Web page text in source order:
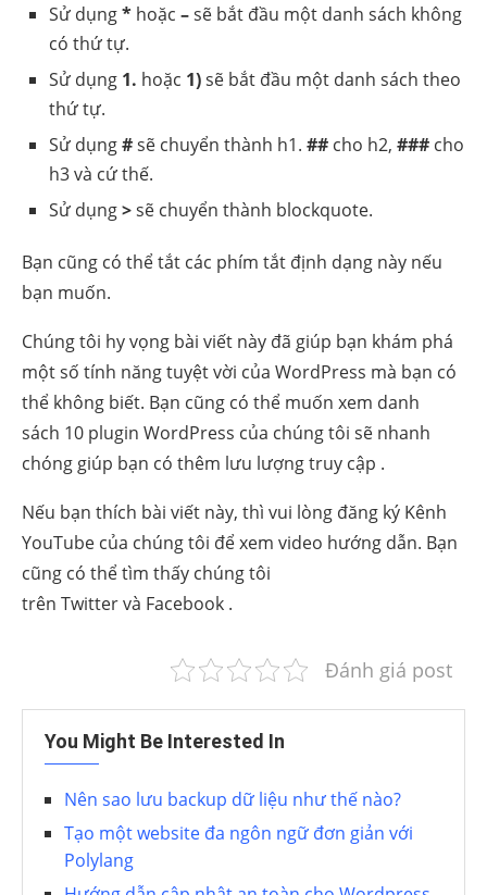
Sử dụng* hoặc –sẽ bắt đầu một danh sách không
có thứ tự.
Sử dụng 1. hoặc 1)sẽ bắt đầu một danh sách theo
thứ tự.
Sử dụng#sẽ chuyển thành h1. ## cho h2, ### cho
h3 và cứ thế.
Sử dụng>sẽ chuyển thành blockquote.
Bạn cũng có thểtắt các phím tắt định dạng này nếu
bạn muốn.
Chúng tôi hy vọng bài viết này đã giúp bạn khám phá
một số tính năng tuyệt vời của WordPress mà bạn có
thể không biết. Bạn cũng có thể muốn xem danh
sách 10 plugin WordPress của chúng tôi sẽ nhanh
chóng giúp bạn có thêm lưu lượng truy cập .
Nếu bạn thích bài viết này, thì vui lòng đăng ký Kênh
YouTube của chúng tôi để xem video hướng dẫn. Bạn
cũng có thể tìm thấy chúng tôi
trên Twittervà Facebook .
Đánh giá post
You Might Be Interested In
Nên sao lưu backup dữ liệu như thế nào?
Tạo một website đa ngôn ngữ đơn giản với
Polylang